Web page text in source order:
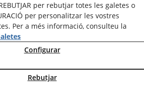
per rebutjar totes les galetes o
per personalitzar les vostres
Per a més informació, consulteu la
Configurar
Rebutjar